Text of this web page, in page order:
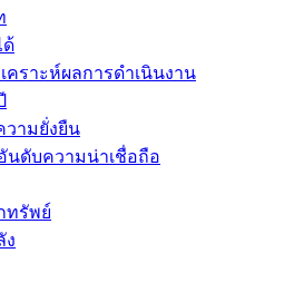
ด้
คราะห์ผลการดำเนินงาน
ามยั่งยืน
นดับความน่าเชื่อถือ
ทรัพย์
ง